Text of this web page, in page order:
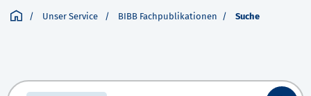
Unser Service BIBB Fachpublikationen Suche